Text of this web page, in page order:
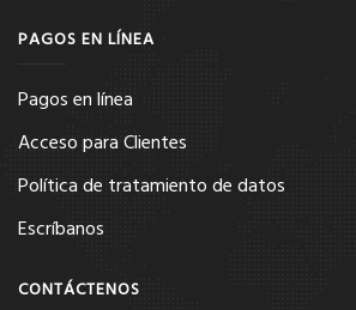
PAGOS EN LÍNEA
Pagos en línea
Acceso para Clientes
Política de tratamiento de datos
Escríbanos
CONTÁCTENOS